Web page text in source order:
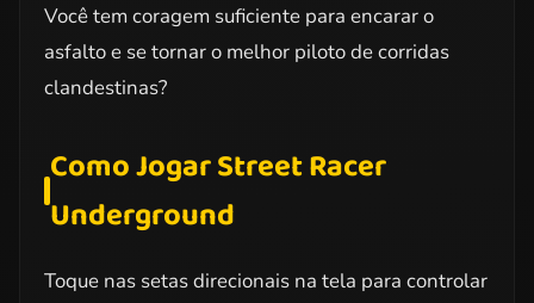
Você tem coragem suficiente para encarar o
asfalto e se tornar o melhor piloto de corridas
clandestinas?
Como Jogar Street Racer
Underground
Toque nas setas direcionais na tela para controlar